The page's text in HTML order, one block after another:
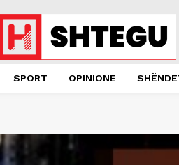
SPORT OPINIONE